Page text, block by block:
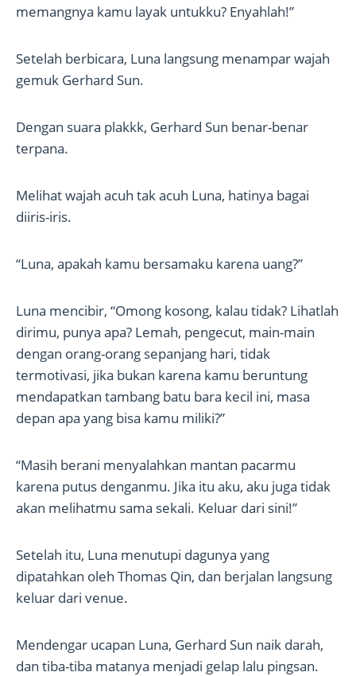
memangnya kamu layak untukku? Enyahlah!”
Setelah berbicara, Luna langsung menampar wajah
gemuk Gerhard Sun.
Dengan suara plakkk, Gerhard Sun benar-benar
terpana.
Melihat wajah acuh tak acuh Luna, hatinya bagai
diiris-iris.
“Luna, apakah kamu bersamaku karena uang?”
Luna mencibir, “Omong kosong, kalau tidak? Lihatlah
dirimu, punya apa? Lemah, pengecut, main-main
dengan orang-orang sepanjang hari, tidak
termotivasi, jika bukan karena kamu beruntung
mendapatkan tambang batu bara kecil ini, masa
depan apa yang bisa kamu miliki?”
“Masih berani menyalahkan mantan pacarmu
karena putus denganmu. Jika itu aku, aku juga tidak
akan melihatmu sama sekali. Keluar dari sini!”
Setelah itu, Luna menutupi dagunya yang
dipatahkan oleh Thomas Qin, dan berjalan langsung
keluar dari venue.
Mendengar ucapan Luna, Gerhard Sun naik darah,
dan tiba-tiba matanya menjadi gelap lalu pingsan.